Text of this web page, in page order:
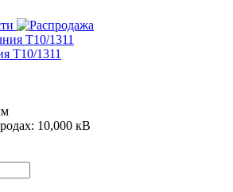
T10/1311
10,000 кВ